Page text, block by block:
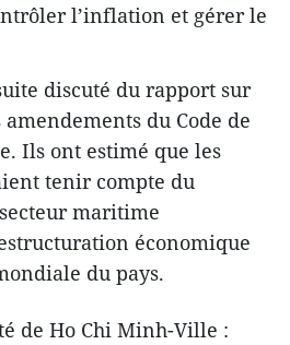
l’inflation et gérer le
discuté du rapport sur
du Code de
Ils ont estimé que les
tenir compte du
maritime
économique
du pays.
de Ho Chi Minh-Ville :